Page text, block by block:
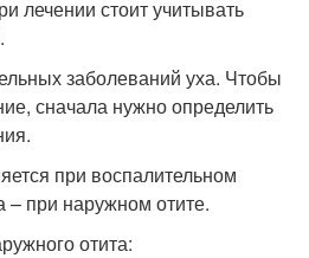
лечении стоит учитывать
заболеваний уха. Чтобы
сначала нужно определить
при воспалительном
– при наружном отите.
отита: